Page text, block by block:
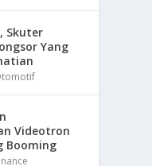
Skuter
Yang
Videotron
Booming